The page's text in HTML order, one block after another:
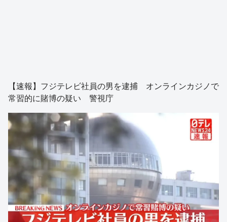
【速報】フジテレビ社員の男を逮捕 オンラインカジノで
常習的に賭博の疑い 警視庁